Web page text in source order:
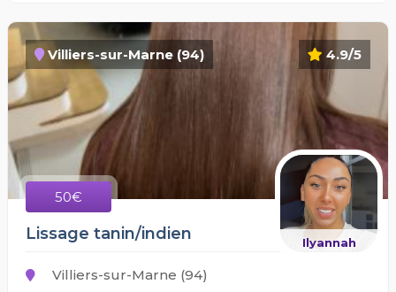
4.9/5
Villiers-sur-Marne (94)
50€
Ilyannah
Lissage tanin/indien
Villiers-sur-Marne (94)